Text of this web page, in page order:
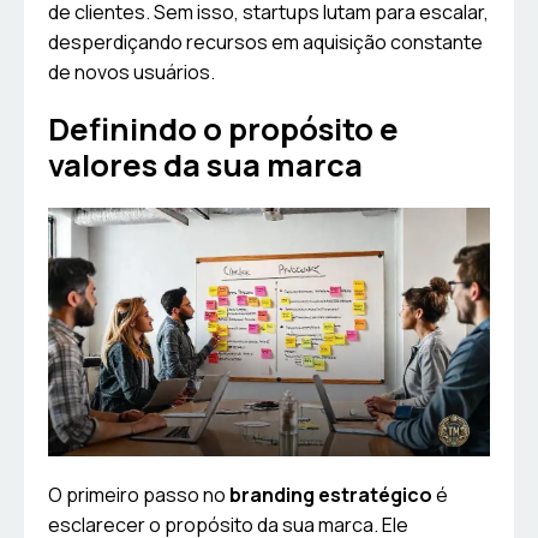
de clientes. Sem isso, startups lutam para escalar,
desperdiçando recursos em aquisição constante
de novos usuários.
Definindo o propósito e
valores da sua marca
O primeiro passo no branding estratégicoé
esclarecer o propósito da sua marca. Ele